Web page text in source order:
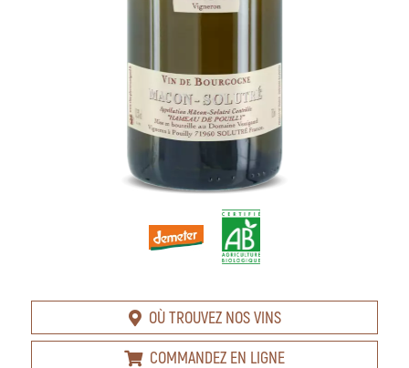
OÙ TROUVEZ NOS VINS
COMMANDEZ EN LIGNE